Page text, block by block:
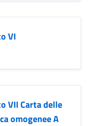
VI
VII Carta delle
omogenee A